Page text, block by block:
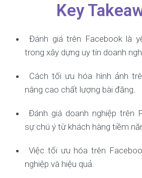
Key
Đánh giá trên Facebook là
trong xây dựng uy tín doanh
Cách tối ưu hóa hình ảnh
nâng cao chất lượng bài đăng.
Đánh giá doanh nghiệp trên
sự chú ý từ khách hàng tiềm
Việc tối ưu hóa trên
nghiệp và hiệu quả.